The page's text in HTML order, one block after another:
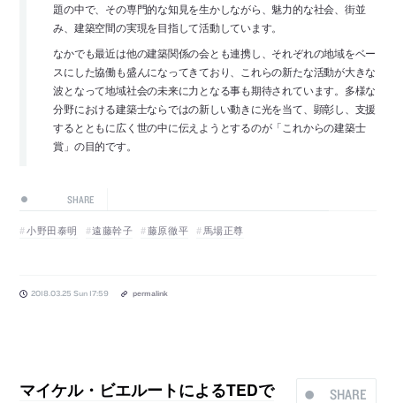
題の中で、その専門的な知見を生かしながら、魅力的な社会、街並
み、建築空間の実現を目指して活動しています。
なかでも最近は他の建築関係の会とも連携し、それぞれの地域をベー
スにした協働も盛んになってきており、これらの新たな活動が大きな
波となって地域社会の未来に力となる事も期待されています。多様な
分野における建築士ならではの新しい動きに光を当て、顕彰し、支援
するとともに広く世の中に伝えようとするのが「これからの建築士
賞」の目的です。
SHARE
小野田泰明 遠藤幹子 藤原徹平 馬場正尊
2018.03.25 Sun 17:59 permalink
SHARE
マイケル・ビエルートによるTEDで